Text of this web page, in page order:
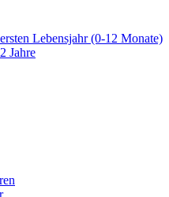
Lebensjahr (0-12 Monate)
Jahre